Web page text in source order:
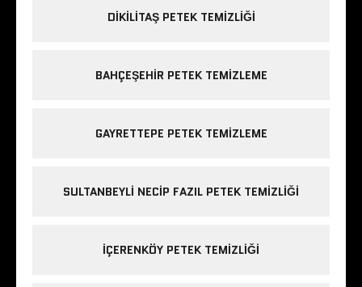
DIKILITAŞ PETEK TEMIZLIĞI
BAHÇEŞEHIR PETEK TEMIZLEME
GAYRETTEPE PETEK TEMIZLEME
SULTANBEYLI NECIP FAZIL PETEK TEMIZLIĞI
IÇERENKÖY PETEK TEMIZLIĞI